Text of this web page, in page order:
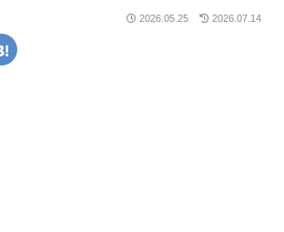
2026.05.25 2026.07.14